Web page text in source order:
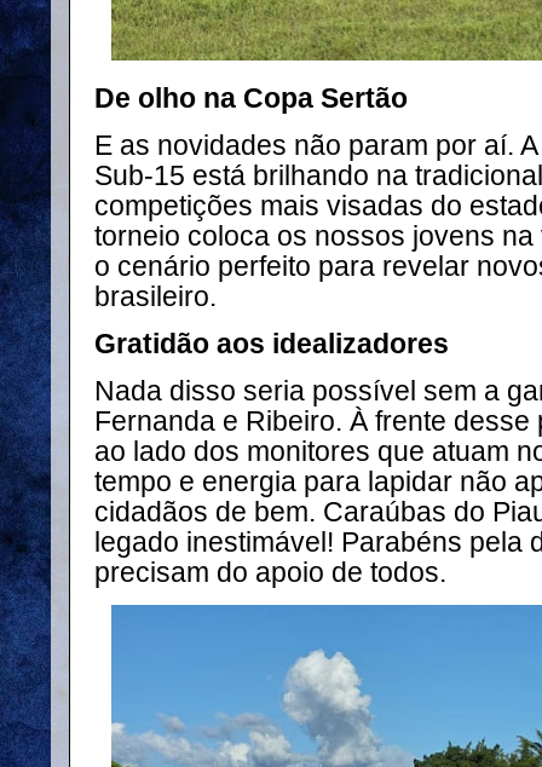
De olho na Copa Sertão
E as novidades não param por aí.
Sub-15 está brilhando na
competições mais visadas do
torneio coloca os nossos jovens
o cenário perfeito para revelar
brasileiro.
Gratidão aos idealizadores
Nada disso seria possível sem a
Fernanda e Ribeiro. À frente
ao lado dos monitores que atuam
tempo e energia para lapidar não
cidadãos de bem. Caraúbas do
legado inestimável! Parabéns pela
precisam do apoio de todos.